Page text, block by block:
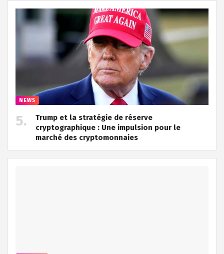
NEWS
Trump et la stratégie de réserve
cryptographique : Une impulsion pour le
marché des cryptomonnaies